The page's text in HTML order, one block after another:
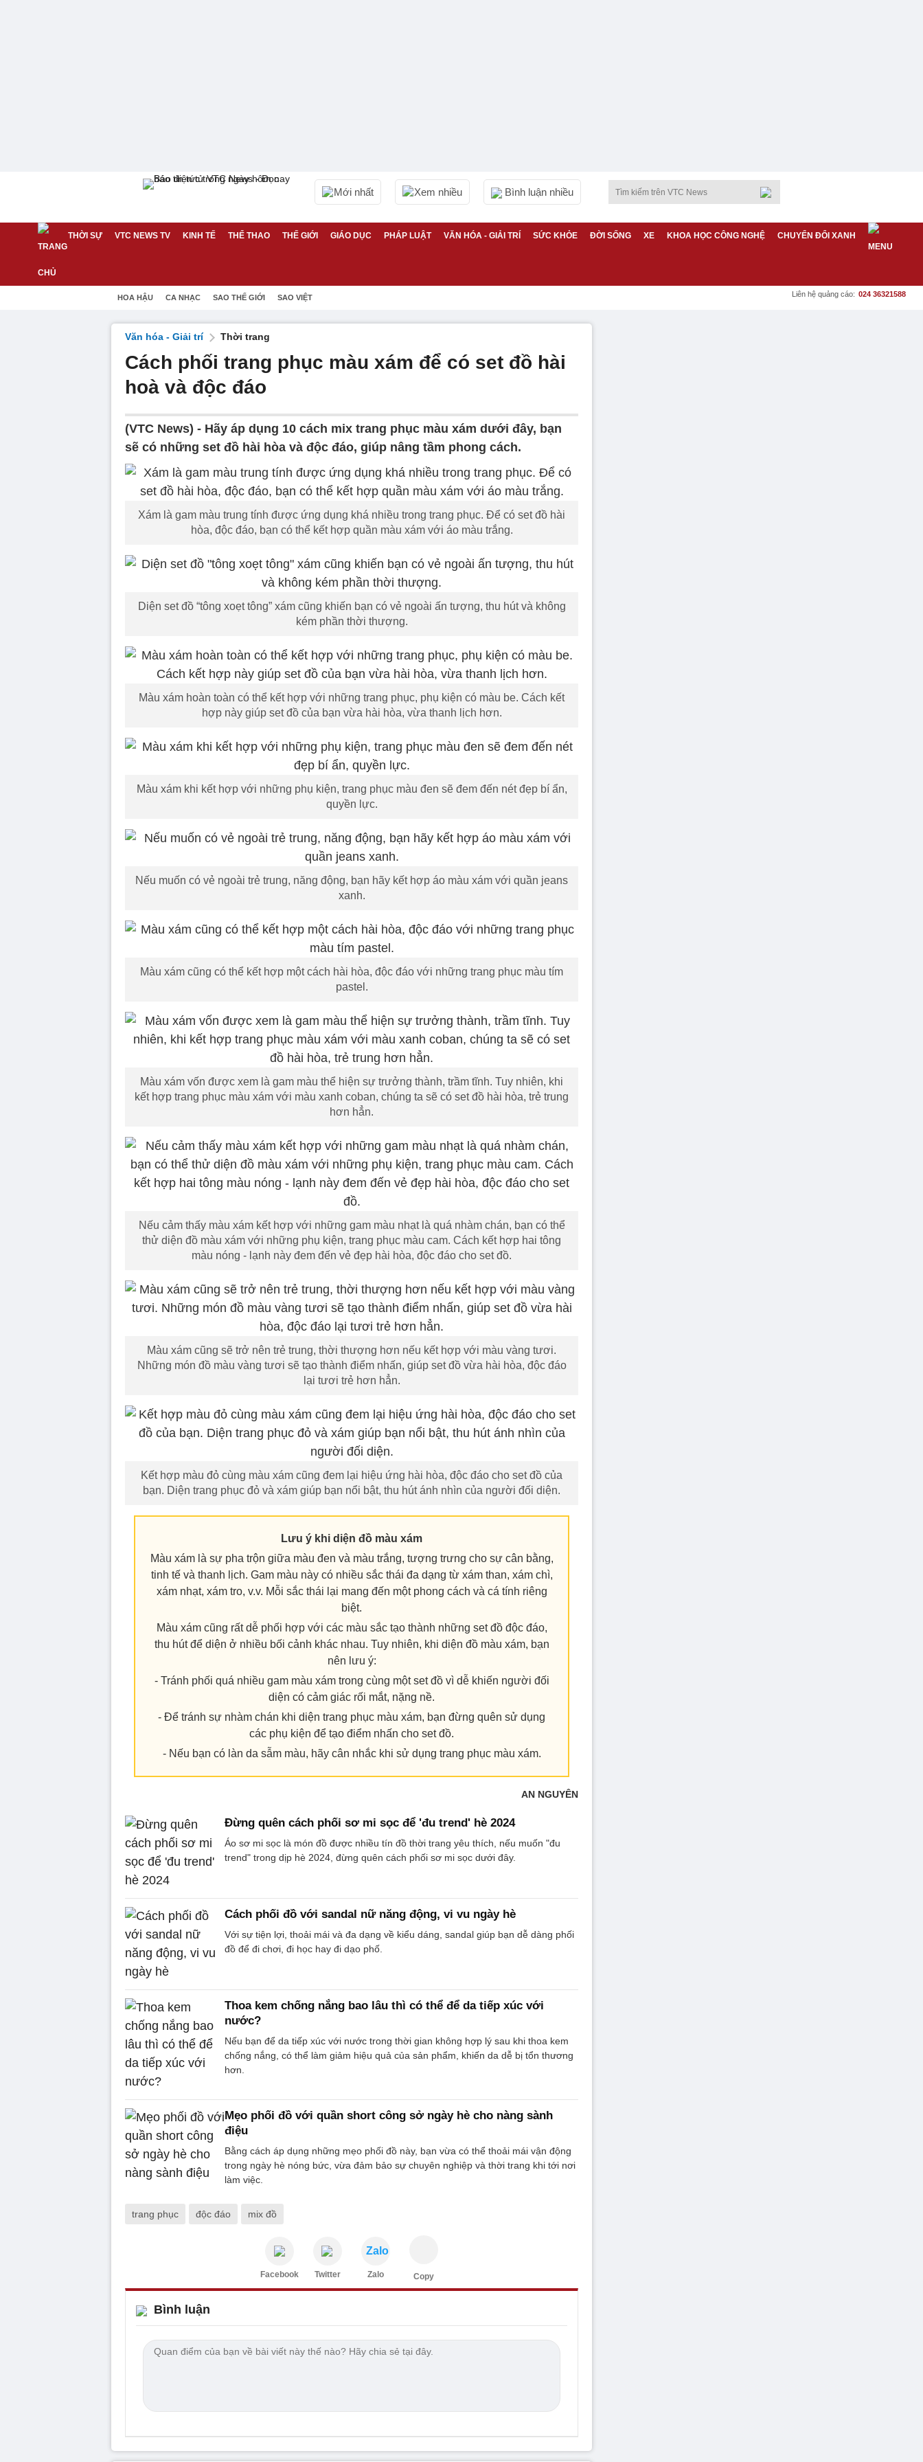
Mới nhất Xem nhiều Bình luận nhiều
THỜI SỰ VTC NEWS TV KINH TẾ THỂ THAO THẾ GIỚI GIÁO DỤC PHÁP LUẬT VĂN HÓA - GIẢI TRÍ SỨC KHỎE ĐỜI SỐNG XE KHOA HỌC CÔNG NGHỆ CHUYỂN ĐỔI XANH
HOA HẬU CA NHẠC SAO THẾ GIỚI SAO VIỆT Liên hệ quảng cáo: 024 36321588
Văn hóa - Giải trí Thời trang
Cách phối trang phục màu xám để có set đồ hài
hoà và độc đáo
(VTC News) - Hãy áp dụng 10 cách mix trang phục màu xám dưới đây, bạn
sẽ có những set đồ hài hòa và độc đáo, giúp nâng tầm phong cách.
Xám là gam màu trung tính được ứng dụng khá nhiều trong trang phục. Để có set đồ hài
hòa, độc đáo, bạn có thể kết hợp quần màu xám với áo màu trắng.
Diện set đồ “tông xoẹt tông” xám cũng khiến bạn có vẻ ngoài ấn tượng, thu hút và không
kém phần thời thượng.
Màu xám hoàn toàn có thể kết hợp với những trang phục, phụ kiện có màu be. Cách kết
hợp này giúp set đồ của bạn vừa hài hòa, vừa thanh lịch hơn.
Màu xám khi kết hợp với những phụ kiện, trang phục màu đen sẽ đem đến nét đẹp bí ẩn,
quyền lực.
Nếu muốn có vẻ ngoài trẻ trung, năng động, bạn hãy kết hợp áo màu xám với quần jeans
xanh.
Màu xám cũng có thể kết hợp một cách hài hòa, độc đáo với những trang phục màu tím
pastel.
Màu xám vốn được xem là gam màu thể hiện sự trưởng thành, trầm tĩnh. Tuy nhiên, khi
kết hợp trang phục màu xám với màu xanh coban, chúng ta sẽ có set đồ hài hòa, trẻ trung
hơn hẳn.
Nếu cảm thấy màu xám kết hợp với những gam màu nhạt là quá nhàm chán, bạn có thể
thử diện đồ màu xám với những phụ kiện, trang phục màu cam. Cách kết hợp hai tông
màu nóng - lạnh này đem đến vẻ đẹp hài hòa, độc đáo cho set đồ.
Màu xám cũng sẽ trở nên trẻ trung, thời thượng hơn nếu kết hợp với màu vàng tươi.
Những món đồ màu vàng tươi sẽ tạo thành điểm nhấn, giúp set đồ vừa hài hòa, độc đáo
lại tươi trẻ hơn hẳn.
Kết hợp màu đỏ cùng màu xám cũng đem lại hiệu ứng hài hòa, độc đáo cho set đồ của
bạn. Diện trang phục đỏ và xám giúp bạn nổi bật, thu hút ánh nhìn của người đối diện.
Lưu ý khi diện đồ màu xám
Màu xám là sự pha trộn giữa màu đen và màu trắng, tượng trưng cho sự cân bằng,
tinh tế và thanh lịch. Gam màu này có nhiều sắc thái đa dạng từ xám than, xám chì,
xám nhạt, xám tro, v.v. Mỗi sắc thái lại mang đến một phong cách và cá tính riêng
biệt.
Màu xám cũng rất dễ phối hợp với các màu sắc tạo thành những set đồ độc đáo,
thu hút để diện ở nhiều bối cảnh khác nhau. Tuy nhiên, khi diện đồ màu xám, bạn
nên lưu ý:
- Tránh phối quá nhiều gam màu xám trong cùng một set đồ vì dễ khiến người đối
diện có cảm giác rối mắt, nặng nề.
- Để tránh sự nhàm chán khi diện trang phục màu xám, bạn đừng quên sử dụng
các phụ kiện để tạo điểm nhấn cho set đồ.
- Nếu bạn có làn da sẫm màu, hãy cân nhắc khi sử dụng trang phục màu xám.
AN NGUYÊN
Đừng quên cách phối sơ mi sọc để 'đu trend' hè 2024
Áo sơ mi sọc là món đồ được nhiều tín đồ thời trang yêu thích, nếu muốn "đu
trend" trong dịp hè 2024, đừng quên cách phối sơ mi sọc dưới đây.
Cách phối đồ với sandal nữ năng động, vi vu ngày hè
Với sự tiện lợi, thoải mái và đa dạng về kiểu dáng, sandal giúp bạn dễ dàng phối
đồ để đi chơi, đi học hay đi dạo phố.
Thoa kem chống nắng bao lâu thì có thể để da tiếp xúc với
nước?
Nếu bạn để da tiếp xúc với nước trong thời gian không hợp lý sau khi thoa kem
chống nắng, có thể làm giảm hiệu quả của sản phẩm, khiến da dễ bị tổn thương
hơn.
Mẹo phối đồ với quần short công sở ngày hè cho nàng sành
điệu
Bằng cách áp dụng những mẹo phối đồ này, bạn vừa có thể thoải mái vận động
trong ngày hè nóng bức, vừa đảm bảo sự chuyên nghiệp và thời trang khi tới nơi
làm việc.
trang phục độc đáo mix đồ
Facebook Twitter
Zalo
Zalo Copy
Bình luận